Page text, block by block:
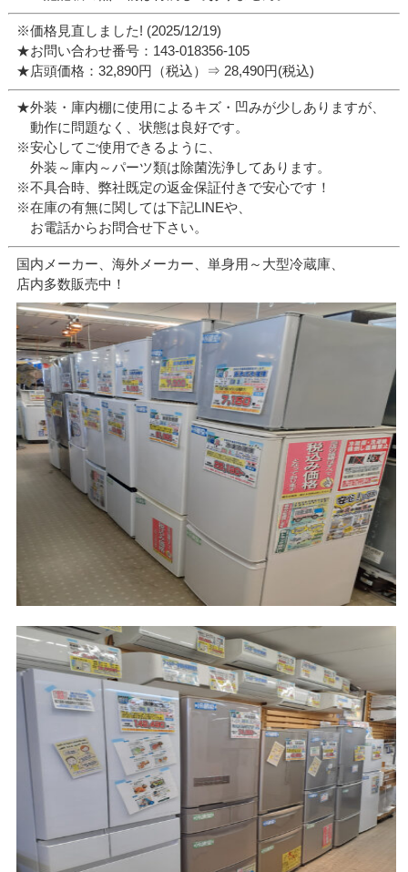
※価格見直しました! (2025/12/19)
★お問い合わせ番号：143-018356-105
★店頭価格：32,890円（税込）⇒ 28,490円(税込)
★外装・庫内棚に使用によるキズ・凹みが少しありますが、
動作に問題なく、状態は良好です。
※安心してご使用できるように、
外装～庫内～パーツ類は除菌洗浄してあります。
※不具合時、弊社既定の返金保証付きで安心です！
※在庫の有無に関しては下記LINEや、
お電話からお問合せ下さい。
国内メーカー、海外メーカー、単身用～大型冷蔵庫、
店内多数販売中！